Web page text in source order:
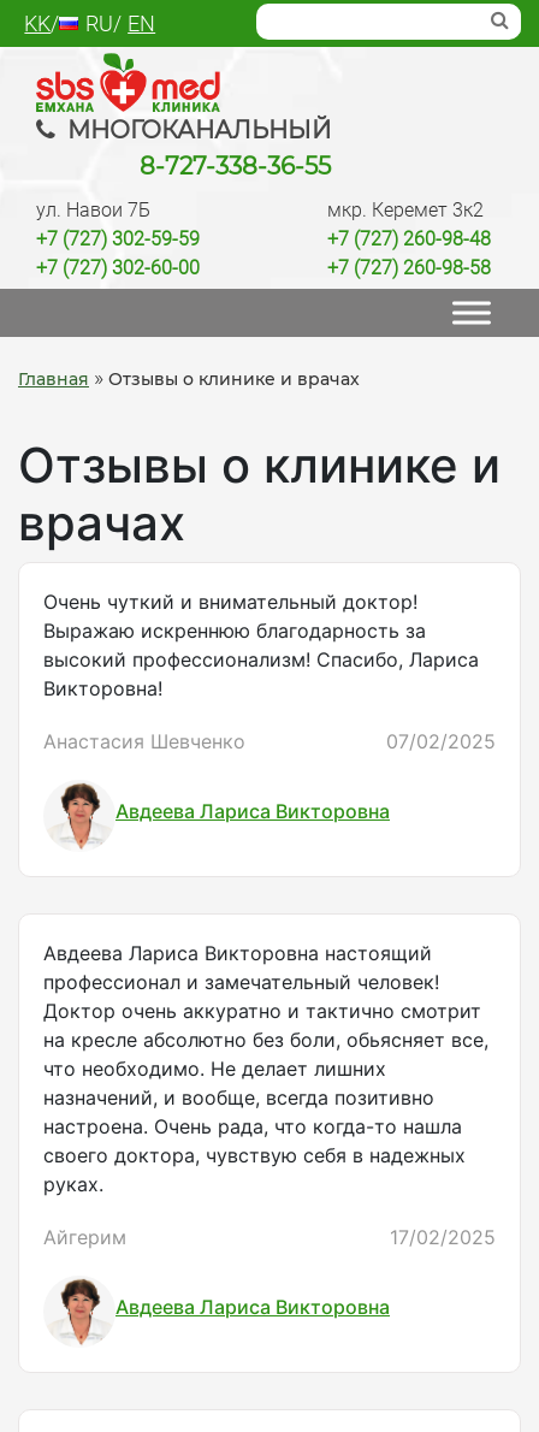
Skip
to
content
KK RU EN
SBS med
Многопрофильный медцентр Алматы,
лаборатория, анализы, диагностика, лечение,
качественно
ул. Навои 7Б
+7 (727) 302-59-59
+7 (727) 302-60-00
мкр. Керемет 3к2
+7 (727) 260-98-48
+7 (727) 260-98-58
МНОГОКАНАЛЬНЫЙ
8-727-338-36-55
Главная » Отзывы о клинике и врачах
Отзывы о клинике и
врачах
Очень чуткий и внимательный доктор!
Выражаю искреннюю благодарность за
высокий профессионализм! Спасибо, Лариса
Викторовна!
Анастасия Шевченко 07/02/2025
Авдеева Лариса Викторовна
Авдеева Лариса Викторовна настоящий
профессионал и замечательный человек!
Доктор очень аккуратно и тактично смотрит
на кресле абсолютно без боли, обьясняет все,
что необходимо. Не делает лишних
назначений, и вообще, всегда позитивно
настроена. Очень рада, что когда-то нашла
своего доктора, чувствую себя в надежных
руках.
Айгерим 17/02/2025
Авдеева Лариса Викторовна